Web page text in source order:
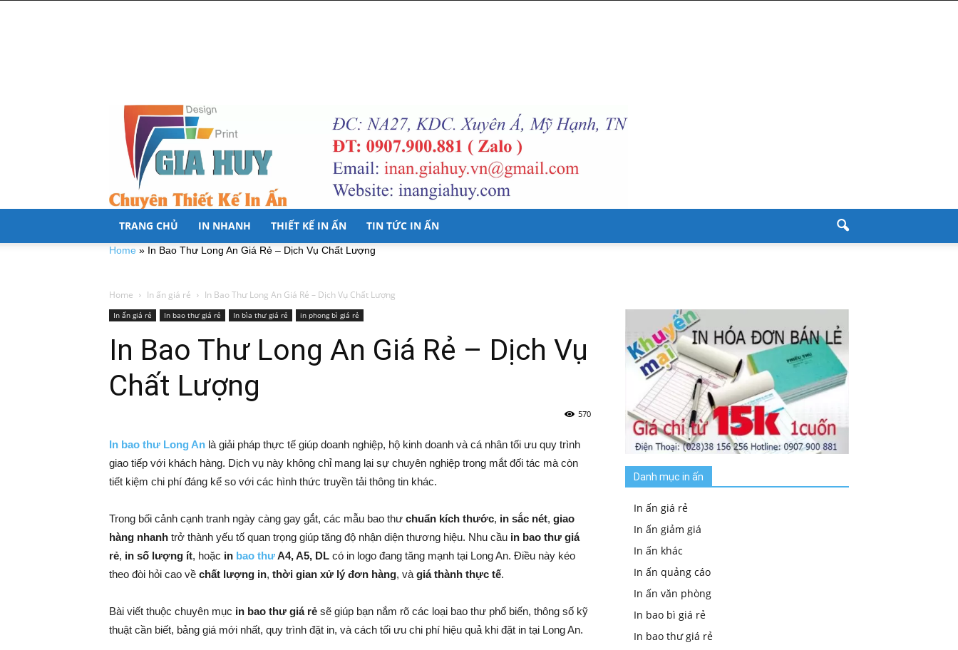
TRANG CHỦ IN NHANH THIẾT KẾ IN ẤN TIN TỨC IN ẤN
Home » In Bao Thư Long An Giá Rẻ – Dịch Vụ Chất Lượng
Home In ấn giá rẻ In Bao Thư Long An Giá Rẻ – Dịch Vụ Chất Lượng
In ấn giá rẻ In bao thư giá rẻ In bìa thư giá rẻ in phong bì giá rẻ
In Bao Thư Long An Giá Rẻ – Dịch Vụ
Chất Lượng
570
In bao thư Long An là giải pháp thực tế giúp doanh nghiệp, hộ kinh doanh và cá nhân tối ưu quy trình
giao tiếp với khách hàng. Dịch vụ này không chỉ mang lại sự chuyên nghiệp trong mắt đối tác mà còn
tiết kiệm chi phí đáng kể so với các hình thức truyền tải thông tin khác.
Trong bối cảnh cạnh tranh ngày càng gay gắt, các mẫu bao thư chuẩn kích thước, in sắc nét, giao
hàng nhanh trở thành yếu tố quan trọng giúp tăng độ nhận diện thương hiệu. Nhu cầu in bao thư giá
rẻ, in số lượng ít, hoặc in bao thưA4, A5, DL có in logo đang tăng mạnh tại Long An. Điều này kéo
theo đòi hỏi cao về chất lượng in, thời gian xử lý đơn hàng, và giá thành thực tế.
Bài viết thuộc chuyên mục in bao thư giá rẻ sẽ giúp bạn nắm rõ các loại bao thư phổ biến, thông số kỹ
thuật cần biết, bảng giá mới nhất, quy trình đặt in, và cách tối ưu chi phí hiệu quả khi đặt in tại Long An.
Danh mục in ấn
In ấn giá rẻ
In ấn giảm giá
In ấn khác
In ấn quảng cáo
In ấn văn phòng
In bao bì giá rẻ
In bao thư giá rẻ